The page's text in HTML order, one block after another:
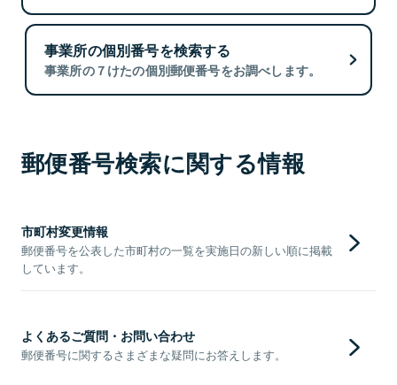
事業所の個別番号を検索する
事業所の７けたの個別郵便番号をお調べします。
郵便番号検索に関する情報
市町村変更情報
郵便番号を公表した市町村の一覧を実施日の新しい順に掲載
しています。
よくあるご質問・お問い合わせ
郵便番号に関するさまざまな疑問にお答えします。